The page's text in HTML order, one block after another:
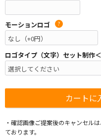
モーションロゴ ?
ロゴタイプ（文字）セット制作
・確認画像ご提案後のキャンセル
ております。